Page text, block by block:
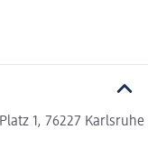
1, 76227 Karlsruhe